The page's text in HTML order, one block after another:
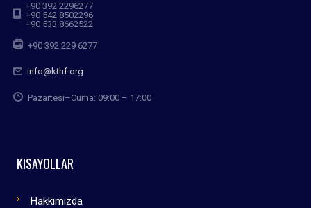
+90 392 2296277
+90 542 8502296
+90 533 8662522
+90 392 229 6277
info@kthf.org
Pazartesi–Cuma: 09:00 – 17:00
KISAYOLLAR
Hakkımızda